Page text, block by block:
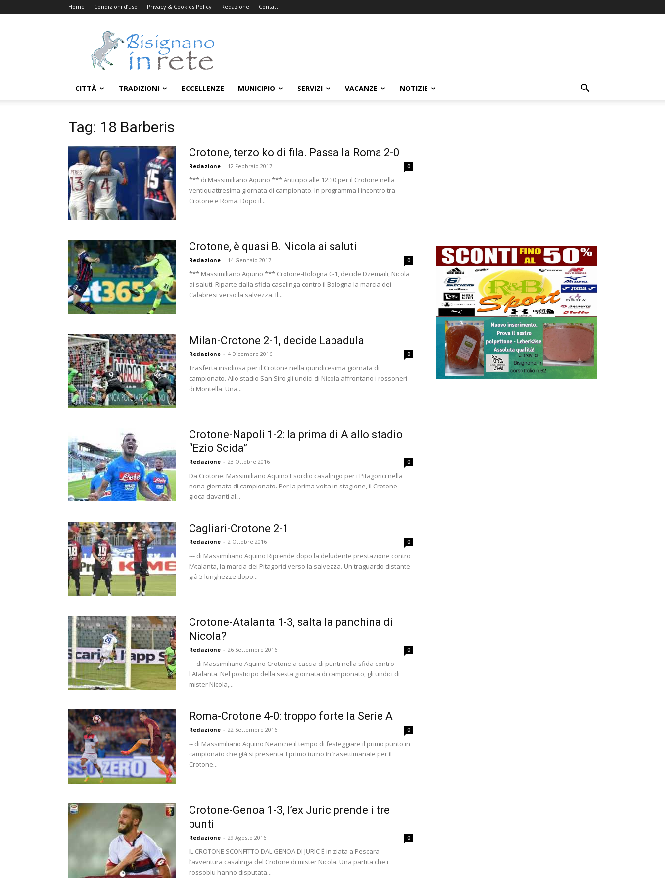
Home Condizioni d’uso Privacy & Cookies Policy Redazione Contatti
Bisignanoinrete.com
CITTÀ TRADIZIONI ECCELLENZE MUNICIPIO SERVIZI VACANZE NOTIZIE
Tag: 18 Barberis
Crotone, terzo ko di fila. Passa la Roma 2-0
Redazione - 12 Febbraio 2017 0
*** di Massimiliano Aquino *** Anticipo alle 12:30 per il Crotone nella
ventiquattresima giornata di campionato. In programma l'incontro tra
Crotone e Roma. Dopo il...
Crotone, è quasi B. Nicola ai saluti
Redazione - 14 Gennaio 2017 0
*** Massimiliano Aquino *** Crotone-Bologna 0-1, decide Dzemaili, Nicola
ai saluti. Riparte dalla sfida casalinga contro il Bologna la marcia dei
Calabresi verso la salvezza. Il...
Milan-Crotone 2-1, decide Lapadula
Redazione - 4 Dicembre 2016 0
Trasferta insidiosa per il Crotone nella quindicesima giornata di
campionato. Allo stadio San Siro gli undici di Nicola affrontano i rossoneri
di Montella. Una...
Crotone-Napoli 1-2: la prima di A allo stadio
“Ezio Scida”
Redazione - 23 Ottobre 2016 0
Da Crotone: Massimiliano Aquino Esordio casalingo per i Pitagorici nella
nona giornata di campionato. Per la prima volta in stagione, il Crotone
gioca davanti al...
Cagliari-Crotone 2-1
Redazione - 2 Ottobre 2016 0
--- di Massimiliano Aquino Riprende dopo la deludente prestazione contro
l’Atalanta, la marcia dei Pitagorici verso la salvezza. Un traguardo distante
già 5 lunghezze dopo...
Crotone-Atalanta 1-3, salta la panchina di
Nicola?
Redazione - 26 Settembre 2016 0
--- di Massimiliano Aquino Crotone a caccia di punti nella sfida contro
l'Atalanta. Nel posticipo della sesta giornata di campionato, gli undici di
mister Nicola,...
Roma-Crotone 4-0: troppo forte la Serie A
Redazione - 22 Settembre 2016 0
-- di Massimiliano Aquino Neanche il tempo di festeggiare il primo punto in
campionato che già si presenta il primo turno infrasettimanale per il
Crotone...
Crotone-Genoa 1-3, l’ex Juric prende i tre
punti
Redazione - 29 Agosto 2016 0
IL CROTONE SCONFITTO DAL GENOA DI JURIC È iniziata a Pescara
l’avventura casalinga del Crotone di mister Nicola. Una partita che i
rossoblu hanno disputata...